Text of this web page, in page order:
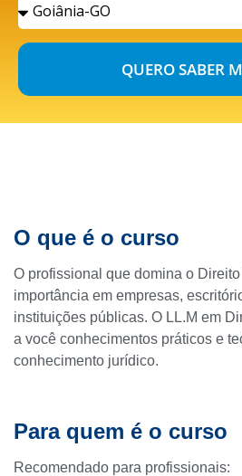
O que é o curso
O profissional que domina o Direito
importância em empresas,
instituições públicas. O LL.M em
a você conhecimentos práticos e
conhecimento jurídico.
Para quem é o curso
Recomendado para profissionais:
QUERO SABER